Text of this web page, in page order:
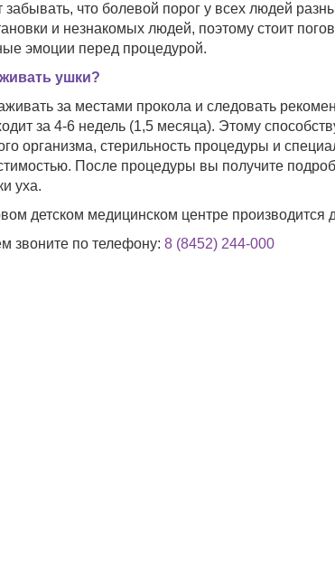
что болевой порог у всех людей
и незнакомых людей, поэтому стоит
эмоции перед процедурой.
ушки?
за местами прокола и следовать
за 4-6 недель (1,5 месяца). Этому
организма, стерильность процедуры и
После процедуры вы получите
уха.
детском медицинском центре производится
звоните по телефону: 8 (8452) 244-000